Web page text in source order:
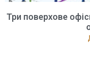
Три поверхове